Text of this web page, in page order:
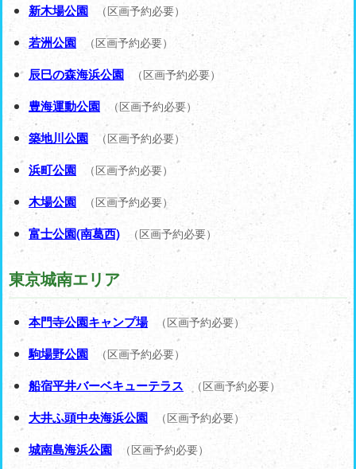
新木場公園 （区画予約必要）
若洲公園 （区画予約必要）
辰巳の森海浜公園 （区画予約必要）
豊海運動公園 （区画予約必要）
築地川公園 （区画予約必要）
浜町公園 （区画予約必要）
木場公園 （区画予約必要）
富士公園(南葛西) （区画予約必要）
東京城南エリア
本門寺公園キャンプ場 （区画予約必要）
駒場野公園 （区画予約必要）
船宿平井バーベキューテラス （区画予約必要）
大井ふ頭中央海浜公園 （区画予約必要）
城南島海浜公園 （区画予約必要）